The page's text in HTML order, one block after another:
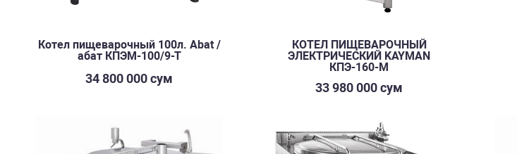
Котел пищеварочный 100л. Abat /
абат КПЭМ-100/9-Т
34 800 000 сум
КOТЕЛ ПИЩЕВАРОЧНЫЙ
ЭЛЕКТРИЧЕСКИЙ KAYMAN
КПЭ-160-М
33 980 000 сум